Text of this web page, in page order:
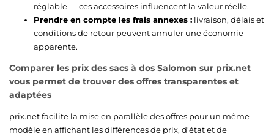
réglable — ces accessoires influencent la valeur réelle.
Prendre en compte les frais annexes : livraison, délais et
conditions de retour peuvent annuler une économie
apparente.
Comparer les prix des sacs à dos Salomon sur prix.net
vous permet de trouver des offres transparentes et
adaptées
prix.net facilite la mise en parallèle des offres pour un même
modèle en affichant les différences de prix, d’état et de